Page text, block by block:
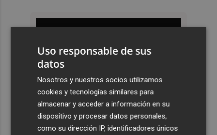
Uso responsable de sus
datos
Nosotros y nuestros socios utilizamos
cookies y tecnologías similares para
almacenar y acceder a información en su
dispositivo y procesar datos personales,
como su dirección IP, identificadores únicos